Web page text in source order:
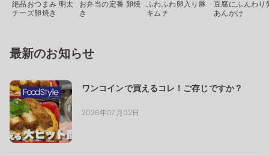
絶品おつまみ 明太
チーズ卵焼き
お弁当の定番 卵焼
き
ふわふわ卵入り豚
キムチ
豆腐にふんわり
あんかけ
最新のお知らせ
ワンコインで買えるコレ！ご存じですか？
2026年07月02日